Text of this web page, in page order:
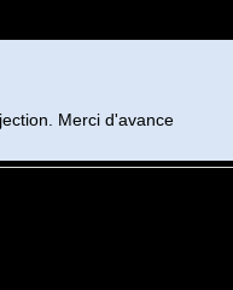
Merci d'avance